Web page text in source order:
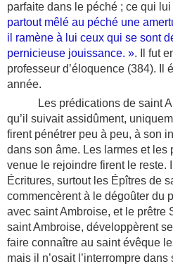
parfaite dans le péché ; ce qui
partout mêlé au péché une
il ramène à lui ceux qui se sont
pernicieuse jouissance. ». Il fut
professeur d’éloquence (384). Il
année.
Les prédications de saint
qu’il suivait assidûment,
firent pénétrer peu à peu, à son
dans son âme. Les larmes et les
venue le rejoindre firent le reste.
Écritures, surtout les Épîtres de
commencèrent à le dégoûter du
avec saint Ambroise, et le prêtre
saint Ambroise, développèrent
faire connaître au saint évêque
mais il n’osait l’interrompre dans